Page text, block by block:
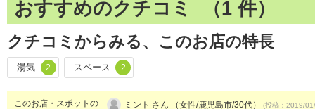
おすすめのクチコミ （1 件）
クチコミからみる、このお店の特長
湯気 2 スペース 2
このお店・スポットの
ミント さん （女性/鹿児島市/30代） (投稿：2019/